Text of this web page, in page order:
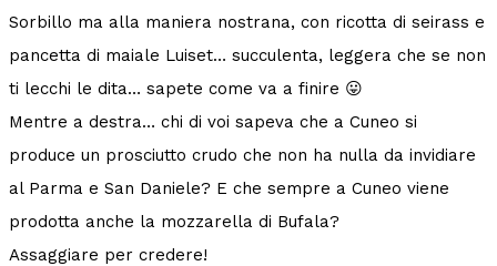
Sorbillo ma alla maniera nostrana, con ricotta di seirass e
pancetta di maiale Luiset… succulenta, leggera che se non
ti lecchi le dita… sapete come va a finire 😛
Mentre a destra… chi di voi sapeva che a Cuneo si
produce un prosciutto crudo che non ha nulla da invidiare
al Parma e San Daniele? E che sempre a Cuneo viene
prodotta anche la mozzarella di Bufala?
Assaggiare per credere!